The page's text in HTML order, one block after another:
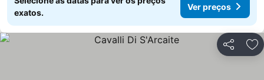
exatos.
Ver preços
Partilhar